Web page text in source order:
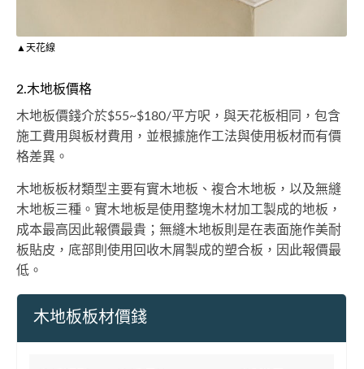
▲天花線
2.木地板價格
木地板價錢介於$55~$180/平方呎，與天花板相同，包含
施工費用與板材費用，並根據施作工法與使用板材而有價
格差異。
木地板板材類型主要有實木地板、複合木地板，以及無縫
木地板三種。實木地板是使用整塊木材加工製成的地板，
成本最高因此報價最貴；無縫木地板則是在表面施作美耐
板貼皮，底部則使用回收木屑製成的塑合板，因此報價最
低。
木地板板材價錢